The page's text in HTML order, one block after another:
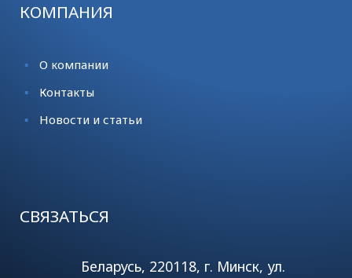
КОМПАНИЯ
О компании
Контакты
Новости и статьи
СВЯЗАТЬСЯ
Беларусь, 220118, г. Минск, ул.